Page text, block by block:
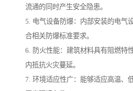
流通的同时产生安全隐患。
5. 电气设备防爆：内部安装的电气
合相关防爆标准要求。
6. 防火性能：建筑材料具有阻燃特
内抵抗火灾蔓延。
7. 环境适应性广：能够适应高温、